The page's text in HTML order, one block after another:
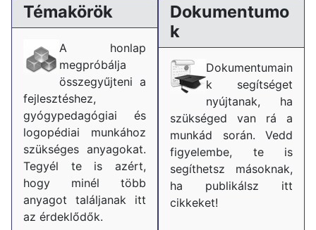
Témakörök
A honlap
megpróbálja
összegyűjteni a
fejlesztéshez,
gyógypedagógiai és
logopédiai munkához
szükséges anyagokat.
Tegyél te is azért,
hogy minél több
anyagot találjanak itt
az érdeklődők.
Dokumentumo
k
Dokumentumain
k segítséget
nyújtanak, ha
szükséged van rá a
munkád során. Vedd
figyelembe, te is
segíthetsz másoknak,
ha publikálsz itt
cikkeket!